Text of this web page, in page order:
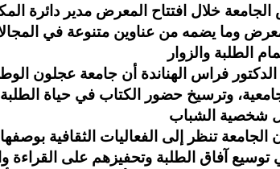
خلال افتتاح المعرض مدير دائرة
وما يضمه من عناوين متنوعة في المجالات
الدكتور فراس الهناندة أن جامعة عجلون
وترسيخ حضور الكتاب في حياة
تنظر إلى الفعاليات الثقافية بوصفها